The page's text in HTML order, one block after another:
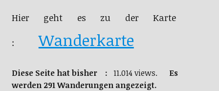
Hier geht es zu der Karte
: Wanderkarte
Diese Seite hat bisher : 11.014 views. Es
werden 291 Wanderungen angezeigt.